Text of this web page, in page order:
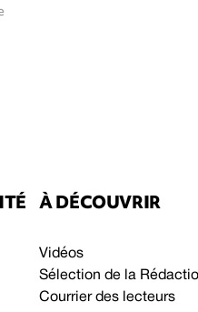
À DÉCOUVRIR
Vidéos
Sélection de la
Courrier des lecteurs